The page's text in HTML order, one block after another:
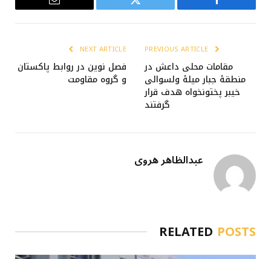
Facebook
Twitter
Email
مقامات محلی داعش در
منطقۀ جبار میلۀ ولسوالی
خیبر پختونخواه هدف قرار
گرفتند
NEXT ARTICLE
فصل نوین در روابط پاکستان
و گروه مقاومت
عبدالظاهر هروی
RELATED POSTS